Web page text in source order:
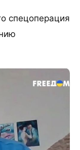
спецоперация